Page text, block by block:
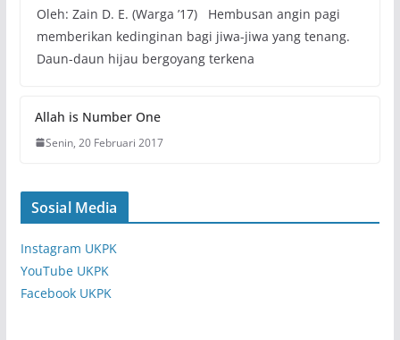
Oleh: Zain D. E. (Warga ’17) Hembusan angin pagi
memberikan kedinginan bagi jiwa-jiwa yang tenang.
Daun-daun hijau bergoyang terkena
Allah is Number One
Senin, 20 Februari 2017
Sosial Media
Instagram UKPK
YouTube UKPK
Facebook UKPK